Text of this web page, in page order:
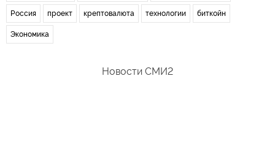
Россия проект крептовалюта технологии биткойн
Экономика
Новости СМИ2